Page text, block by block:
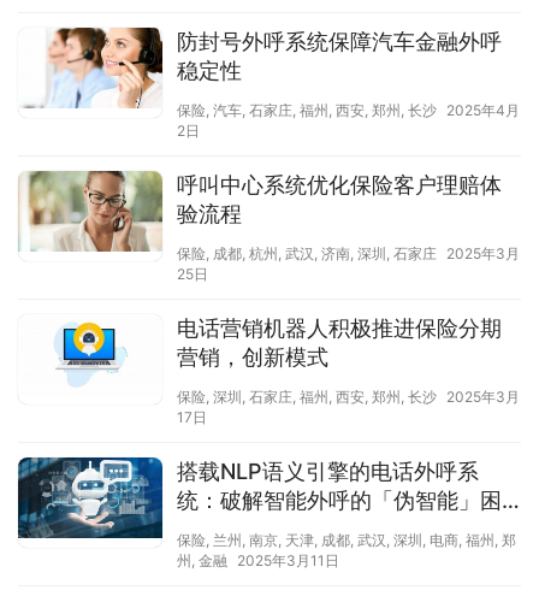
防封号外呼系统保障汽车金融外呼
稳定性
保险, 汽车, 石家庄, 福州 , 西安, 郑州 , 长沙 2025年4月
2日
呼叫中心系统优化保险客户理赔体
验流程
保险, 成都, 杭州 , 武汉 , 济南, 深圳 , 石家庄 2025年3月
25日
电话营销机器人积极推进保险分期
营销，创新模式
保险, 深圳 , 石家庄, 福州 , 西安, 郑州 , 长沙 2025年3月
17日
搭载NLP语义引擎的电话外呼系
统：破解智能外呼的「伪智能」困
局
保险, 兰州 , 南京, 天津, 成都, 武汉 , 深圳 , 电商, 福州 , 郑
州 , 金融 2025年3月11日